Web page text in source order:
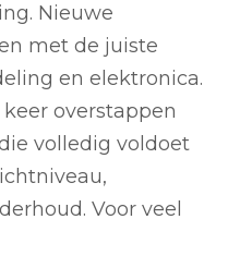
Nieuwe
met de juiste
en elektronica.
overstappen
volledig voldoet
Voor veel